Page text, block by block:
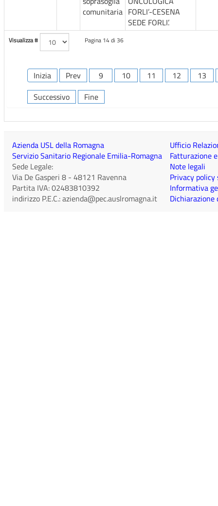
Visualizza # Pagina 14 di 36
Inizia Prev 9 10 11 12
13
Successivo
Fine
comunitaria FORLI’-CESENA
SEDE FORLI’.
Azienda USL della Romagna
Servizio Sanitario Regionale Emilia-Romagna
Sede Legale:
Via De Gasperi 8 - 48121 Ravenna
Partita IVA:02483810392
indirizzo P.E.C.:azienda@pec.auslromagna.it
Ufficio
Fatturazione
Note legali
Privacy
Informativa
Dichiarazione